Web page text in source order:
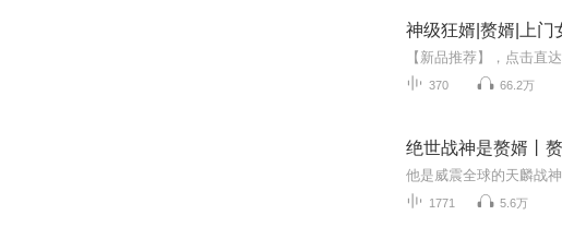
神级狂婿|赘婿|上门
370 66.2万
绝世战神是赘婿丨
1771 5.6万